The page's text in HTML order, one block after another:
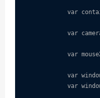
var
var
var
var
var